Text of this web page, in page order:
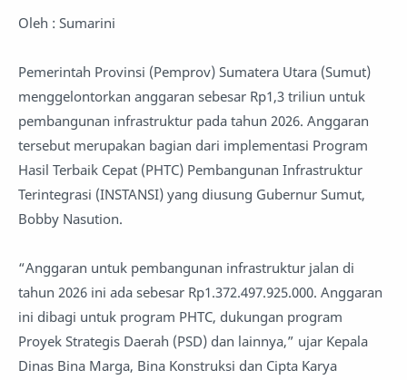
Oleh : Sumarini
Pemerintah Provinsi (Pemprov) Sumatera Utara (Sumut)
menggelontorkan anggaran sebesar Rp1,3 triliun untuk
pembangunan infrastruktur pada tahun 2026. Anggaran
tersebut merupakan bagian dari implementasi Program
Hasil Terbaik Cepat (PHTC) Pembangunan Infrastruktur
Terintegrasi (INSTANSI) yang diusung Gubernur Sumut,
Bobby Nasution.
“Anggaran untuk pembangunan infrastruktur jalan di
tahun 2026 ini ada sebesar Rp1.372.497.925.000. Anggaran
ini dibagi untuk program PHTC, dukungan program
Proyek Strategis Daerah (PSD) dan lainnya,” ujar Kepala
Dinas Bina Marga, Bina Konstruksi dan Cipta Karya